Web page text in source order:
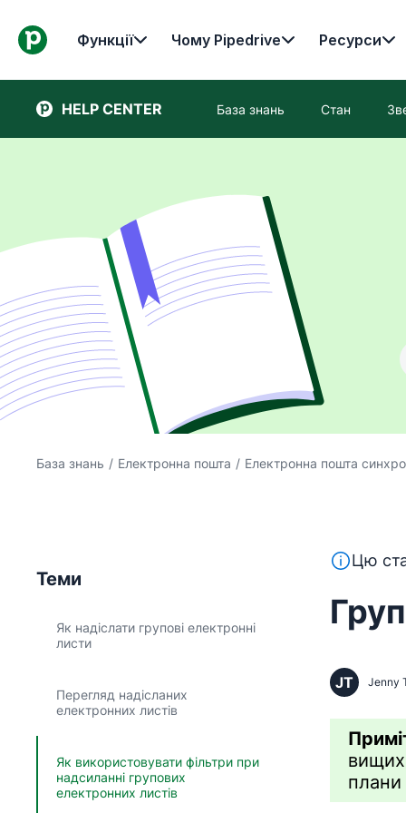
Функції Чому Pipedrive Ресурси
HELP CENTER База знань Стан
База знань / Електронна пошта / Електронна пошта
Теми
Як надіслати групові електронні
листи
Перегляд надісланих
електронних листів
Як використовувати фільтри при
надсиланні групових
електронних листів
ЦейЦю
JT Jenny